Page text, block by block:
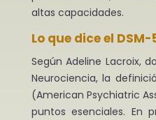
altas capacidades.
Lo que dice el
Según Adeline Lacroix,
Neurociencia, la
(American Psychiatric
puntos esenciales. En